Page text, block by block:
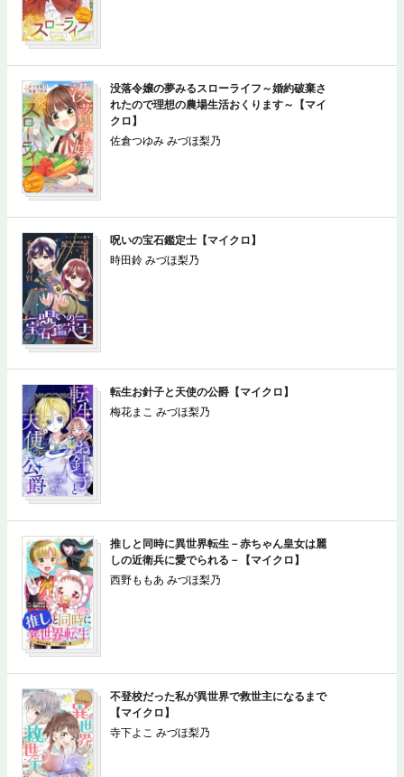
没落令嬢の夢みるスローライフ～婚約破棄さ
れたので理想の農場生活おくります～【マイ
クロ】
佐倉つゆみ みづほ梨乃
呪いの宝石鑑定士【マイクロ】
時田鈴 みづほ梨乃
転生お針子と天使の公爵【マイクロ】
梅花まこ みづほ梨乃
推しと同時に異世界転生－赤ちゃん皇女は麗
しの近衛兵に愛でられる－【マイクロ】
西野ももあ みづほ梨乃
不登校だった私が異世界で救世主になるまで
【マイクロ】
寺下よこ みづほ梨乃